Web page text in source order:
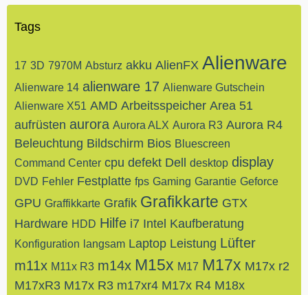
Tags
17 3D 7970M Absturz akku AlienFX Alienware
Alienware 14 alienware 17 Alienware Gutschein
Alienware X51 AMD Arbeitsspeicher Area 51
aufrüsten aurora Aurora ALX Aurora R3 Aurora R4
Beleuchtung Bildschirm Bios Bluescreen
Command Center cpu defekt Dell desktop display
DVD Fehler Festplatte fps Gaming Garantie Geforce
GPU Graffikkarte Grafik Grafikkarte GTX
Hardware HDD Hilfe i7 Intel Kaufberatung
Konfiguration langsam Laptop Leistung Lüfter
m11x M11x R3 m14x M15x M17 M17x M17x r2
M17xR3 M17x R3 m17xr4 M17x R4 M18x